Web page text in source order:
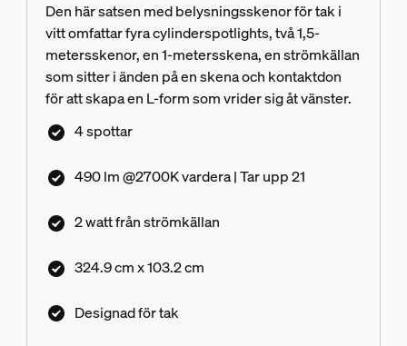
Den här satsen med belysningsskenor för tak i
vitt omfattar fyra cylinderspotlights, två 1,5-
metersskenor, en 1-metersskena, en strömkällan
som sitter i änden på en skena och kontaktdon
för att skapa en L-form som vrider sig åt vänster.
4 spottar
490 lm @2700K vardera | Tar upp 21
2 watt från strömkällan
324.9 cm x 103.2 cm
Designad för tak